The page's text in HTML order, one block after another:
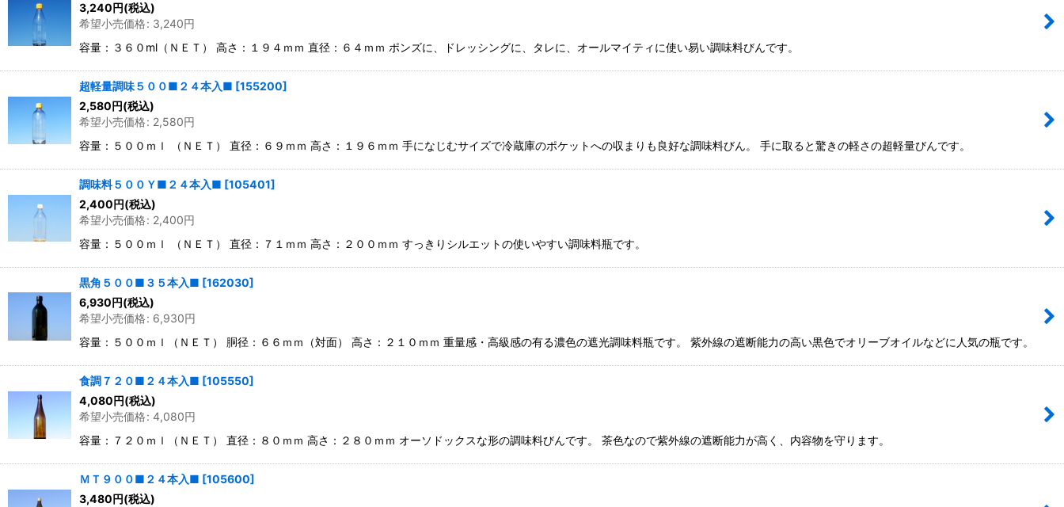
3,240円(税込)
希望小売価格: 3,240円
容量：３６０ml（ＮＥＴ） 高さ：１９４ｍｍ 直径：６４ｍｍ ポンズに、ドレッシングに、タレに、オールマイティに使い易い調味料びんです。
超軽量調味５００■２４本入■ [155200]
2,580円(税込)
希望小売価格: 2,580円
容量：５００ｍｌ （ＮＥＴ） 直径：６９ｍｍ 高さ：１９６ｍｍ 手になじむサイズで冷蔵庫のポケットへの収まりも良好な調味料びん。 手に取ると驚きの軽さの超軽量びんです。
調味料５００Ｙ■２４本入■ [105401]
2,400円(税込)
希望小売価格: 2,400円
容量：５００ｍｌ （ＮＥＴ） 直径：７１ｍｍ 高さ：２００ｍｍ すっきりシルエットの使いやすい調味料瓶です。
黒角５００■３５本入■ [162030]
6,930円(税込)
希望小売価格: 6,930円
容量：５００ｍｌ（ＮＥＴ） 胴径：６６ｍｍ（対面） 高さ：２１０ｍｍ 重量感・高級感の有る濃色の遮光調味料瓶です。 紫外線の遮断能力の高い黒色でオリーブオイルなどに人気の瓶です。
食調７２０■２４本入■ [105550]
4,080円(税込)
希望小売価格: 4,080円
容量：７２０ｍｌ（ＮＥＴ） 直径：８０ｍｍ 高さ：２８０ｍｍ オーソドックスな形の調味料びんです。 茶色なので紫外線の遮断能力が高く、内容物を守ります。
ＭＴ９００■２４本入■ [105600]
3,480円(税込)